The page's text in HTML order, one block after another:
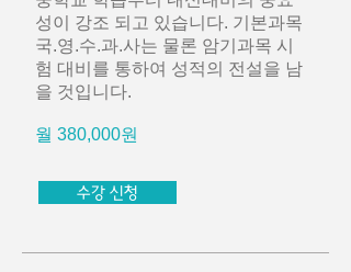
성이 강조 되고 있습니다. 기본과목
국.영.수.과.사는 물론 암기과목 시
험 대비를 통하여 성적의 전설을 남
을 것입니다.
월 380,000원
수강 신청